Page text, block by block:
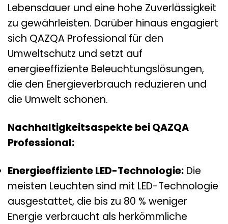
Lebensdauer und eine hohe Zuverlässigkeit
zu gewährleisten. Darüber hinaus engagiert
sich QAZQA Professional für den
Umweltschutz und setzt auf
energieeffiziente Beleuchtungslösungen,
die den Energieverbrauch reduzieren und
die Umwelt schonen.
Nachhaltigkeitsaspekte bei QAZQA
Professional:
Energieeffiziente LED-Technologie: Die
meisten Leuchten sind mit LED-Technologie
ausgestattet, die bis zu 80 % weniger
Energie verbraucht als herkömmliche